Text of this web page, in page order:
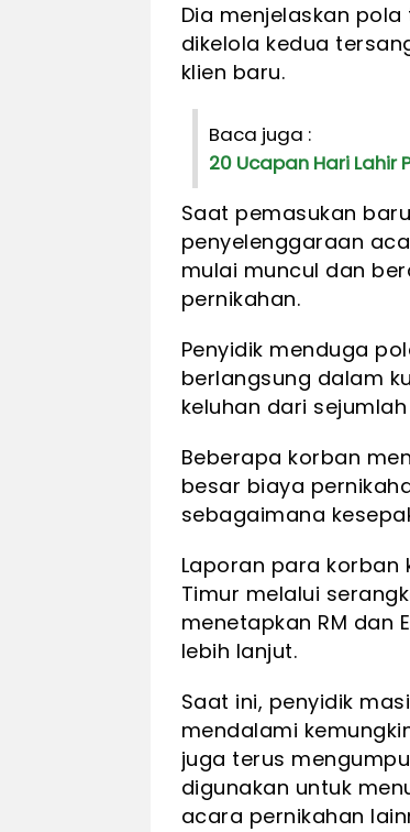
Dia menjelaskan
dikelola kedua
klien baru.
Baca juga :
20 Ucapan Hari
Saat pemasukan
penyelenggaraan
mulai muncul dan
pernikahan.
Penyidik menduga
berlangsung dalam
keluhan dari
Beberapa korban
besar biaya
sebagaimana
Laporan para korban
Timur melalui
menetapkan RM dan
lebih lanjut.
Saat ini, penyidik
mendalami
juga terus
digunakan untuk
acara pernikahan